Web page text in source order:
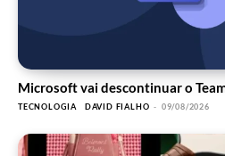
Microsoft vai descontinuar o
TECNOLOGIA DAVID FIALHO - 09/08/2026